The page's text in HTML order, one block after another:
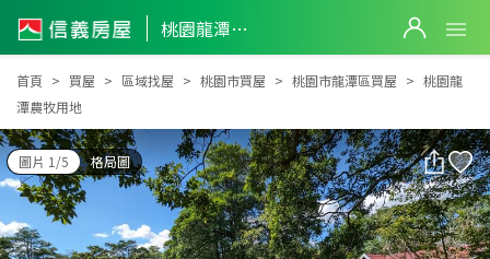
桃園龍潭農牧用地
桃園龍潭農牧用地
首頁 買屋 區域找屋 桃園市買屋 桃園市龍潭區買屋
桃園龍
潭農牧用地
圖片 1/5 格局圖